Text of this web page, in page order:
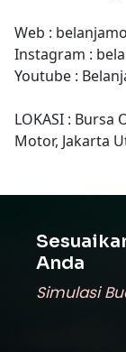
Web :
Instagram :
Youtube :
LOKASI : Bursa
Motor, Jakarta
Anda
Simulasi